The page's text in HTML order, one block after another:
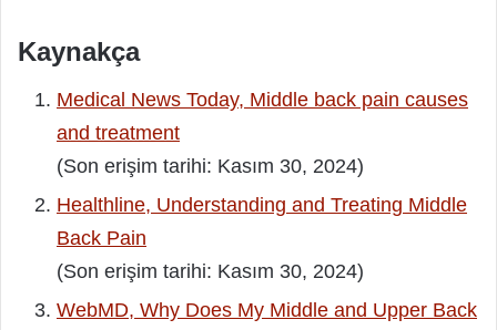
Kaynakça
Medical News Today, Middle back pain causes
and treatment
(Son erişim tarihi: Kasım 30, 2024)
Healthline, Understanding and Treating Middle
Back Pain
(Son erişim tarihi: Kasım 30, 2024)
WebMD, Why Does My Middle and Upper Back